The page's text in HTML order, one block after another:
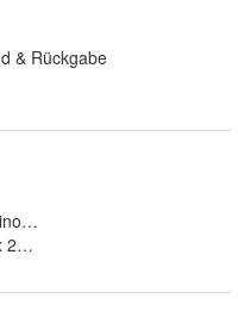
& Rückgabe
Riviera 28 - Braun,